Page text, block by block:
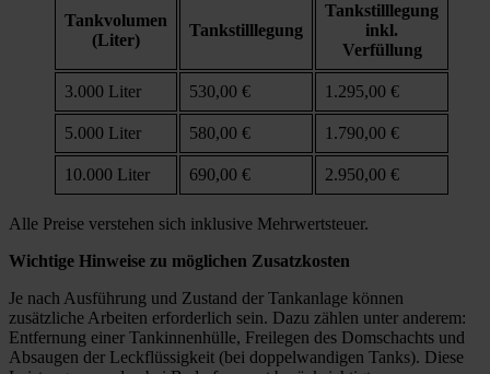
Tankvolumen
(Liter)
Tankstilllegung
Tankstilllegung
inkl.
Verfüllung
3.000 Liter 530,00 € 1.295,00 €
5.000 Liter 580,00 € 1.790,00 €
10.000 Liter 690,00 € 2.950,00 €
Alle Preise verstehen sich inklusive Mehrwertsteuer.
Wichtige Hinweise zu möglichen Zusatzkosten
Je nach Ausführung und Zustand der Tankanlage können
zusätzliche Arbeiten erforderlich sein. Dazu zählen unter anderem:
Entfernung einer Tankinnenhülle, Freilegen des Domschachts und
Absaugen der Leckflüssigkeit (bei doppelwandigen Tanks). Diese